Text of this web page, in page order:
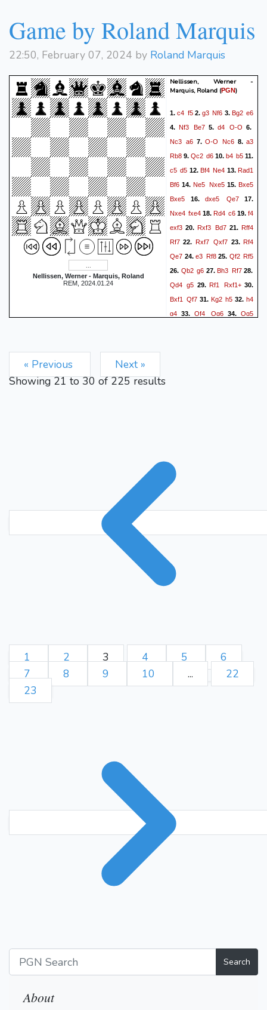
Ne4+
Ke538.Nxc5 dxc5
40.a6
Game by Roland Marquis
22:50, February 07, 2024 by Roland Marquis
Nellissen, Werner - Marquis, Roland
REM, 2024.01.24
Nellissen, Werner -
Marquis, Roland (PGN)
1.c4 f52. g3 Nf6 3. Bg2 e6
4. Nf3 Be7 5. d4 O-O 6.
Nc3
a6 7.O-O Nc6 8.a3
Rb8 9. Qc2 d6 10. b4 b5 11.
c5 d5 12.Bf4 Ne4 13.Rad1
Bf6 14.Ne5 Nxe515.Bxe5
Bxe5 16. dxe5 Qe717.
Nxe4 fxe4 18. Rd4 c6 19. f4
exf3 20. Rxf3 Bd7 21. Rff4
Rf7 22. Rxf7 Qxf7 23.Rf4
Qe7 24. e3 Rf825. Qf2 Rf5
26. Qb2 g6 27.Bh3 Rf728.
Qd4
g5 29.Rf1 Rxf1+30.
Bxf1
Qf731. Kg2 h5 32.h4
g4 33.Qf4 Qg634.Qg5
« Previous
Next »
Showing21to30 of225results
1 2 3 4 5
6
7
8 9 10 ...
22
23
Search
About